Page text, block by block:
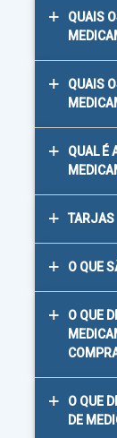
QUAIS
QUAIS
QUAL É
TARJAS
O QUE
O QUE
O QUE
DE